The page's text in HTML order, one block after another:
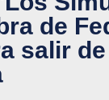
de
salir